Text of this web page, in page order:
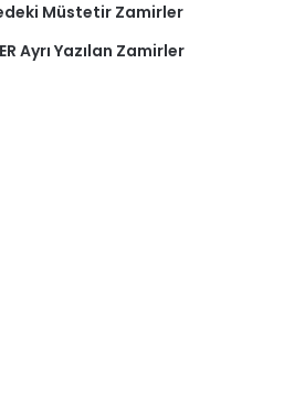
Müstetir Zamirler
Ayrı Yazılan Zamirler